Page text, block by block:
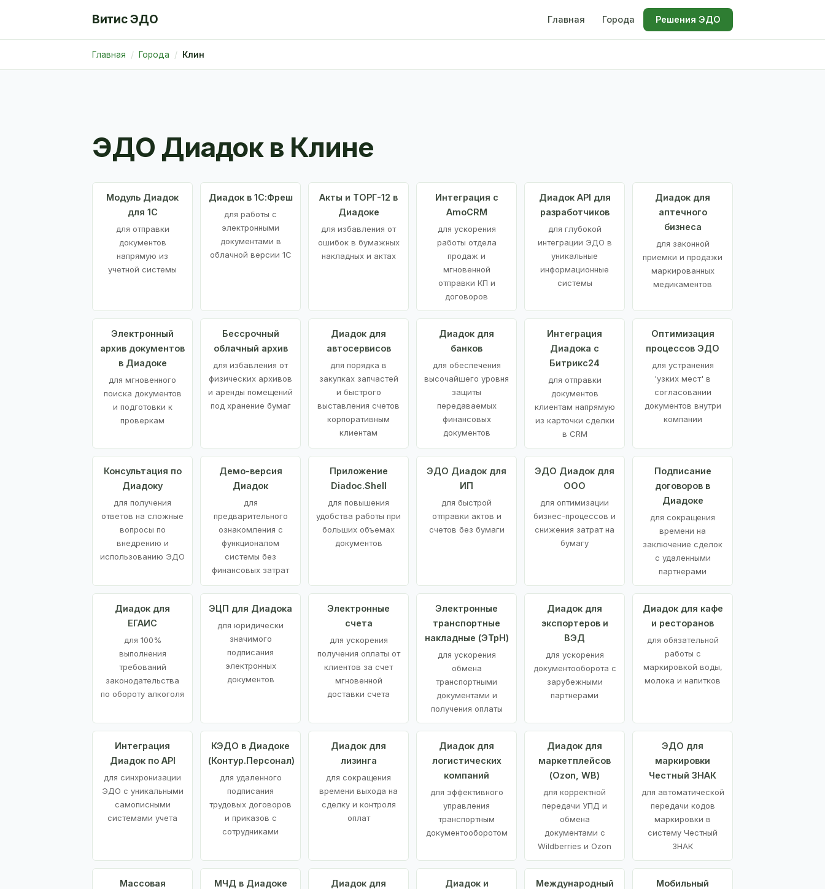
Витис ЭДО Главная Города Решения ЭДО
Главная Города Клин
ЭДО Диадок в Клине
Модуль Диадок
для 1С
для отправки
документов
напрямую из
учетной системы
Диадок в 1С:Фреш
для работы с
электронными
документами в
облачной версии 1С
Акты и ТОРГ-12 в
Диадоке
для избавления от
ошибок в бумажных
накладных и актах
Интеграция с
AmoCRM
для ускорения
работы отдела
продаж и
мгновенной
отправки КП и
договоров
Диадок API для
разработчиков
для глубокой
интеграции ЭДО в
уникальные
информационные
системы
Диадок для
аптечного
бизнеса
для законной
приемки и продажи
маркированных
медикаментов
Электронный
архив документов
в Диадоке
для мгновенного
поиска документов
и подготовки к
проверкам
Бессрочный
облачный архив
для избавления от
физических архивов
и аренды помещений
под хранение бумаг
Диадок для
автосервисов
для порядка в
закупках запчастей
и быстрого
выставления счетов
корпоративным
клиентам
Диадок для
банков
для обеспечения
высочайшего уровня
защиты
передаваемых
финансовых
документов
Интеграция
Диадока с
Битрикс24
для отправки
документов
клиентам напрямую
из карточки сделки
в CRM
Оптимизация
процессов ЭДО
для устранения
'узких мест' в
согласовании
документов внутри
компании
Консультация по
Диадоку
для получения
ответов на сложные
вопросы по
внедрению и
использованию ЭДО
Демо-версия
Диадок
для
предварительного
ознакомления с
функционалом
системы без
финансовых затрат
Приложение
Diadoc.Shell
для повышения
удобства работы при
больших объемах
документов
ЭДО Диадок для
ИП
для быстрой
отправки актов и
счетов без бумаги
ЭДО Диадок для
ООО
для оптимизации
бизнес-процессов и
снижения затрат на
бумагу
Подписание
договоров в
Диадоке
для сокращения
времени на
заключение сделок
с удаленными
партнерами
Диадок для
ЕГАИС
для 100%
выполнения
требований
законодательства
по обороту алкоголя
ЭЦП для Диадока
для юридически
значимого
подписания
электронных
документов
Электронные
счета
для ускорения
получения оплаты от
клиентов за счет
мгновенной
доставки счета
Электронные
транспортные
накладные (ЭТрН)
для ускорения
обмена
транспортными
документами и
получения оплаты
Диадок для
экспортеров и
ВЭД
для ускорения
документооборота с
зарубежными
партнерами
Диадок для кафе
и ресторанов
для обязательной
работы с
маркировкой воды,
молока и напитков
Интеграция
Диадок по API
для синхронизации
ЭДО с уникальными
самописными
системами учета
КЭДО в Диадоке
(Контур.Персонал)
для удаленного
подписания
трудовых договоров
и приказов с
сотрудниками
Диадок для
лизинга
для сокращения
времени выхода на
сделку и контроля
оплат
Диадок для
логистических
компаний
для эффективного
управления
транспортным
документооборотом
Диадок для
маркетплейсов
(Ozon, WB)
для корректной
передачи УПД и
обмена
документами с
Wildberries и Ozon
ЭДО для
маркировки
Честный ЗНАК
для автоматической
передачи кодов
маркировки в
систему Честный
ЗНАК
Массовая
МЧД в Диадоке
Диадок для
Диадок и
Международный
Мобильный